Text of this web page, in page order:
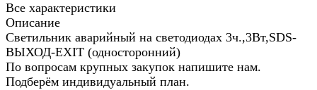
Все характеристики
Описание
Светильник аварийный на светодиодах 3ч.,3Вт,SDS-
ВЫХОД-EXIT (односторонний)
По вопросам крупных закупок напишите нам.
Подберём индивидуальный план.